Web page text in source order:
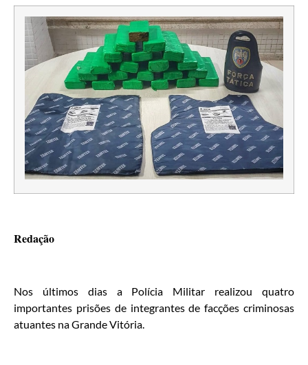
Redação
Nos últimos dias a Polícia Militar realizou quatro
importantes prisões de integrantes de facções criminosas
atuantes na Grande Vitória.